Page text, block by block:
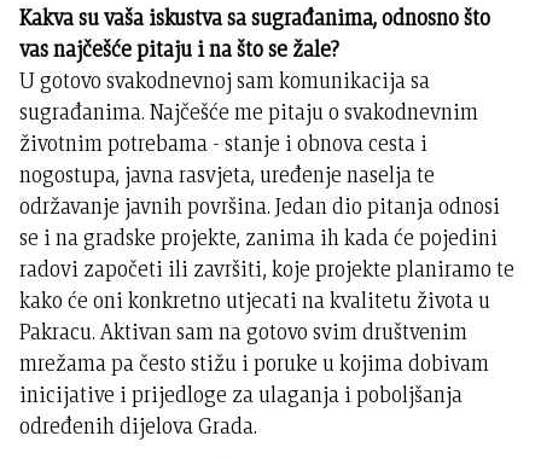
Kakva su vaša iskustva sa sugrađanima, odnosno što
vas najčešće pitaju i na što se žale?
U gotovo svakodnevnoj sam komunikacija sa
sugrađanima. Najčešće me pitaju o svakodnevnim
životnim potrebama - stanje i obnova cesta i
nogostupa, javna rasvjeta, uređenje naselja te
održavanje javnih površina. Jedan dio pitanja odnosi
se i na gradske projekte, zanima ih kada će pojedini
radovi započeti ili završiti, koje projekte planiramo te
kako će oni konkretno utjecati na kvalitetu života u
Pakracu. Aktivan sam na gotovo svim društvenim
mrežama pa često stižu i poruke u kojima dobivam
inicijative i prijedloge za ulaganja i poboljšanja
određenih dijelova Grada.